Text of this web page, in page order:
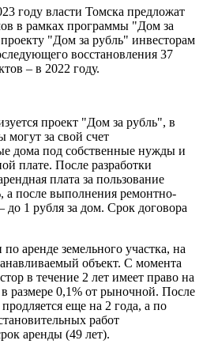
году власти Томска предложат
в рамках программы "Дом за
"Дом за рубль" инвесторам
восстановления 37
– в 2022 году.
проект "Дом за рубль", в
могут за свой счет
дома под собственные нужды и
плате. После разработки
плата за пользование
а после выполнения ремонтно-
до 1 рубля за дом. Срок договора
аренде земельного участка, на
объект. С момента
в течение 2 лет имеет право на
размере 0,1% от рыночной. После
еще на 2 года, а по
работ
аренды (49 лет).